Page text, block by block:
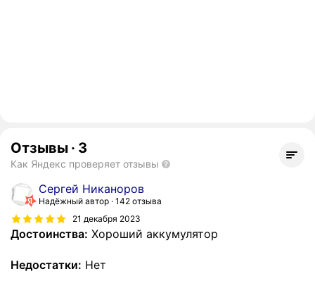
Отзывы · 3
Как Яндекс проверяет отзывы
Сергей Никаноров
Надёжный автор 142 отзыва
21 декабря 2023
Достоинства: Хороший аккумулятор
Недостатки: Нет